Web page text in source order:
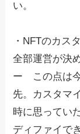
い。
・NFTのカス
全部運営が決
ー この点は
先。カスタマ
時に思ってい
ディファイで